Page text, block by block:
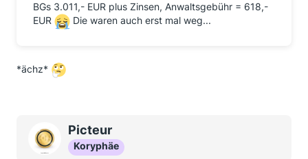
BGs 3.011,- EUR plus Zinsen, Anwaltsgebühr = 618,-
EUR
Die waren auch erst mal weg...
*ächz*
Picteur
Koryphäe